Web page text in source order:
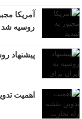
آمریکا
روسیه شد
پیشنهاد
اهمیت